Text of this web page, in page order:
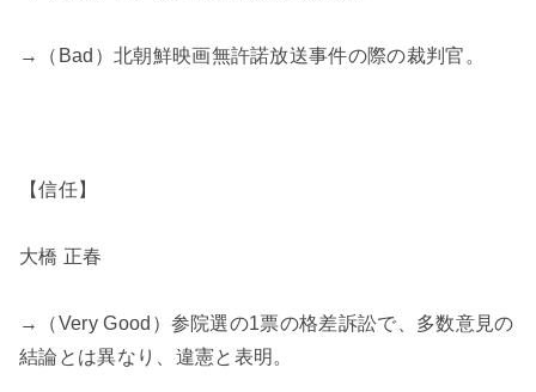
→（Bad）北朝鮮映画無許諾放送事件の際の裁判官。
【信任】
大橋 正春
→（Very Good）参院選の1票の格差訴訟で、多数意見の
結論とは異なり、違憲と表明。